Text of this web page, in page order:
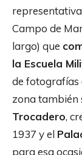
Campo de
largo) que
la Escuela
de fotografías
zona también
Trocadero,
1937 y el
para esa